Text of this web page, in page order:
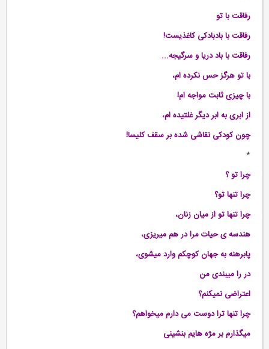
رفاقت با تو
رفاقت با بادبادکی کاغذیست!
رفاقت با باد دریا و سرگیجه...
با تو هرگز حس نکرده ام،
با چیزی ثابت مواجه ام!
از ابری به ابر دیگر غلتیده ام،
چون کودکی نقاشی شده بر سقف کلیسا!
چرا تو ؟
چرا تنها تو؟
چرا تنها تو از میان زنان،
هندسه ی حیات مرا در هم میریزی،
پابرهنه به جهان کوچکم وارد میشوی،
در را میبندی من
اعتراضی نمیکنم؟
چرا تنها ترا دوست می دارم میخواهم؟
میگذارم بر مژه هایم بنشینی